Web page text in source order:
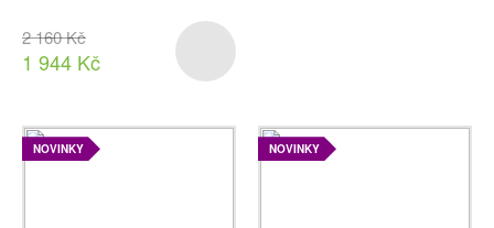
2 160 Kč
1 944 Kč
NOVINKY NOVINKY